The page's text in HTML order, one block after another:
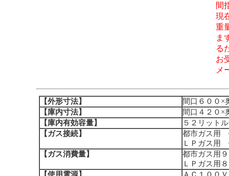
間
現
重
ま
る
お
メ
【外形寸法】
間口６００×
【庫内寸法】
間口４２０×
【庫内有効容量】
５２リットル
【ガス接続】
都市ガス用
ＬＰガス用
【ガス消費量】
都市ガス用
ＬＰガス用